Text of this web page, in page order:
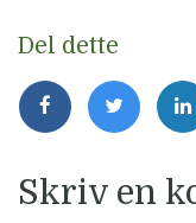
Del dette
Skriv en